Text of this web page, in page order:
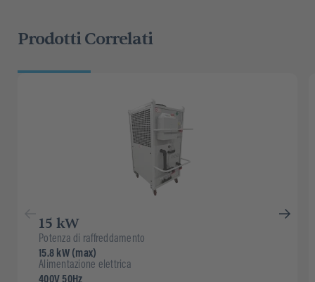
Prodotti Correlati
15 kW
Potenza di raffreddamento
15.8 kW (max)
Alimentazione elettrica
400V 50Hz